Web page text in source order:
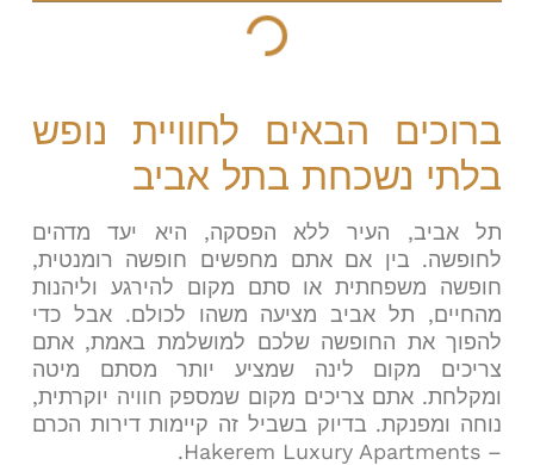
ברוכים הבאים לחוויית נופש
בלתי נשכחת בתל אביב
תל אביב, העיר ללא הפסקה, היא יעד מדהים
לחופשה. בין אם אתם מחפשים חופשה רומנטית,
חופשה משפחתית או סתם מקום להירגע וליהנות
מהחיים, תל אביב מציעה משהו לכולם. אבל כדי
להפוך את החופשה שלכם למושלמת באמת, אתם
צריכים מקום לינה שמציע יותר מסתם מיטה
ומקלחת. אתם צריכים מקום שמספק חוויה יוקרתית,
נוחה ומפנקת. בדיוק בשביל זה קיימות דירות הכרם
– Hakerem Luxury Apartments.